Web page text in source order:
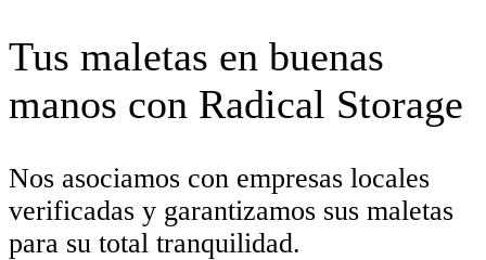
Tus maletas en buenas
manos con Radical Storage
Nos asociamos con empresas locales
verificadas y garantizamos sus maletas
para su total tranquilidad.